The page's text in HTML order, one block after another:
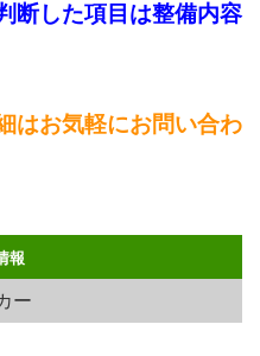
断した項目は整備内容
はお気軽にお問い合わ
報
ー